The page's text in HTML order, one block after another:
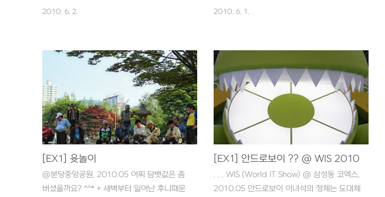
든~~ . . . 구름 다리!! . . . 경주!! . . . 앗!! 괜찮
니~~ . . . 꽃 - 클로버 1 . . . 꽃 - 클로버 2 . . .
꽃 - 금계국 1 . . . 꽃 - 금계국 2 . . . 꽃 - 목
단? . . . 자 이제 꺼내와!! . . . 파도타기 하나,
둘, 셋!! . . . 엄마!! ..
2010. 6. 2. 2010. 6. 1.
[EX1] 윳놀이
@분당중앙공원, 2010.05 어찌 담뱃값은 좀
버셨을까요? ^^* + 새벽부터 일어난 후니때문
[EX1] 안드로보이 ?? @ WIS 2010
. . . WIS (World IT Show) @ 삼성동 코엑스,
2010.05 안드로보이 이녀석의 정체는 도대체